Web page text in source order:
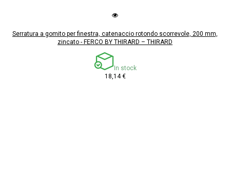
Serratura a gomito per finestra, catenaccio rotondo scorrevole, 200 mm,
zincato - FERCO BY THIRARD – THIRARD
In stock
18,14 €